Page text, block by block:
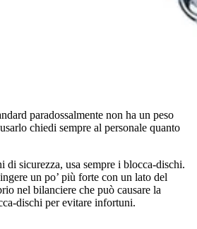
paradossalmente non ha un peso
chiedi sempre al personale quanto
di sicurezza, usa sempre i blocca-dischi.
un po’ più forte con un lato del
nel bilanciere che può causare la
dischi per evitare infortuni.